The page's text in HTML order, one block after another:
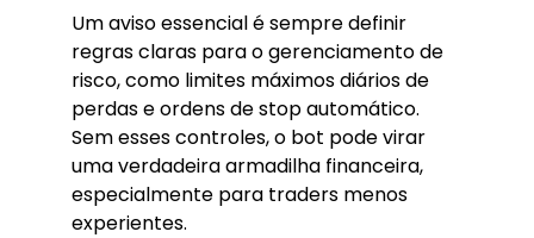
Um aviso essencial é sempre definir
regras claras para o gerenciamento de
risco, como limites máximos diários de
perdas e ordens de stop automático.
Sem esses controles, o bot pode virar
uma verdadeira armadilha financeira,
especialmente para traders menos
experientes.